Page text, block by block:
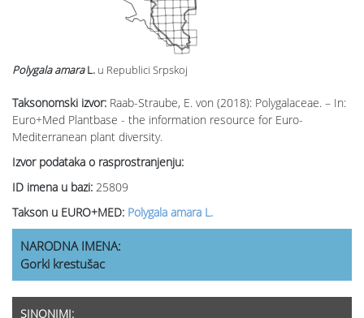
Taksonomski izvor: Raab-Straube, E. von (2018): Polygalaceae. – In:
Euro+Med Plantbase - the information resource for Euro-
Mediterranean plant diversity.
Izvor podataka o rasprostranjenju:
ID imena u bazi: 25809
Takson u EURO+MED: Polygala amara L.
Polygala amaraL. u Republici Srpskoj
NARODNA IMENA:
Gorki krestušac
SINONIMI: